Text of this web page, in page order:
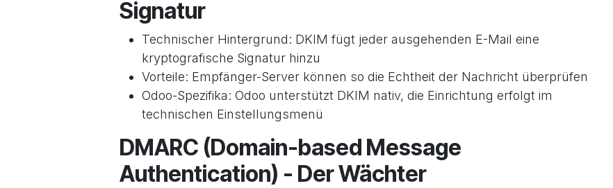
Signatur
Technischer Hintergrund: DKIM fügt jeder ausgehenden E-Mail eine
kryptografische Signatur hinzu
Vorteile: Empfänger-Server können so die Echtheit der Nachricht überprüfen
Odoo-Spezifika: Odoo unterstützt DKIM nativ, die Einrichtung erfolgt im
technischen Einstellungsmenü
DMARC (Domain-based Message
Authentication) - Der Wächter